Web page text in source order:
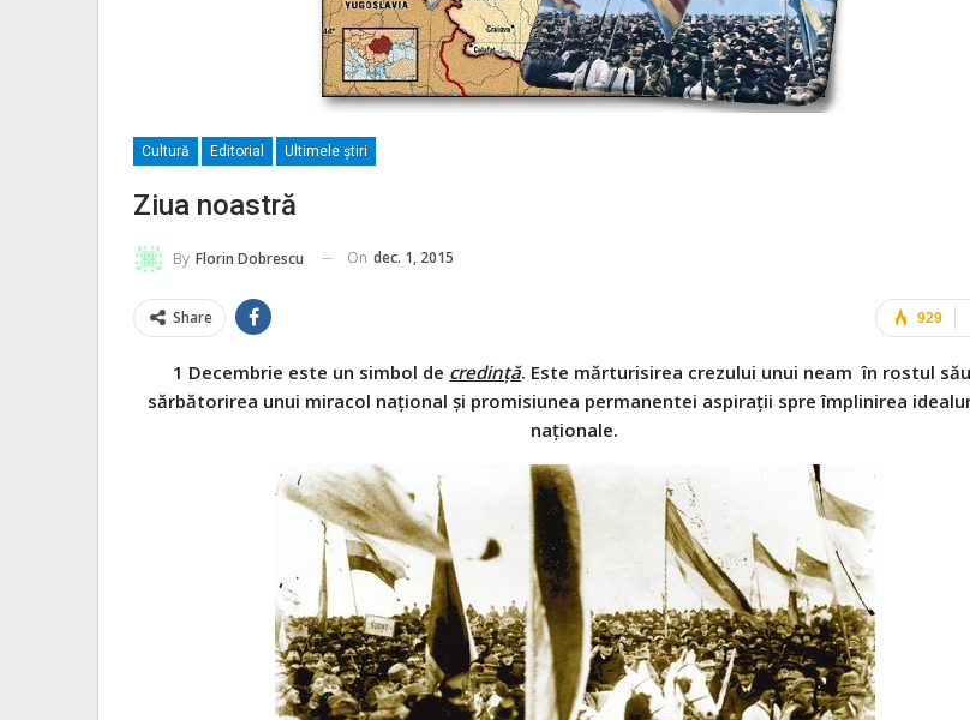
Cultură Editorial Ultimele ştiri
Ziua noastră
By Florin Dobrescu On dec. 1, 2015
929
Share
1 Decembrie este un simbol de credinţă. Este mărturisirea crezului unui neam în rostul
sărbătorirea unui miracol naţional şi promisiunea permanentei aspiraţii spre împlinirea
naţionale.